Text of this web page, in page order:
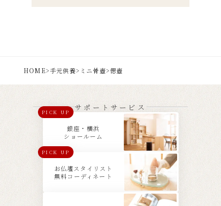
HOME>手元供養> ミニ骨壺>偲壺
サポートサービス
PICK UP
銀座・横浜
ショールーム
PICK UP
お仏壇スタイリスト
無料コーディネート